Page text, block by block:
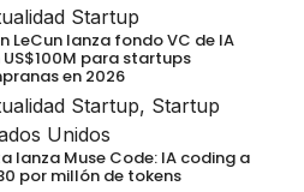
Startup
LeCun lanza fondo VC de IA
para startups
en 2026
Startup, Startup
Unidos
lanza Muse Code: IA coding a
por millón de tokens